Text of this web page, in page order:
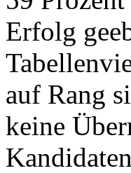
Erfolg
auf Rang
keine